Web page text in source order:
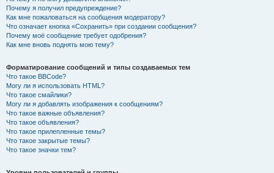
Почему я получил предупреждение?
Как мне пожаловаться на сообщения модератору?
Что означает кнопка «Сохранить» при создании сообщения?
Почему моё сообщение требует одобрения?
Как мне вновь поднять мою тему?
Форматирование сообщений и типы создаваемых тем
Что такое BBCode?
Могу ли я использовать HTML?
Что такое смайлики?
Могу ли я добавлять изображения к сообщениям?
Что такое важные объявления?
Что такое объявления?
Что такое прилепленные темы?
Что такое закрытые темы?
Что такое значки тем?